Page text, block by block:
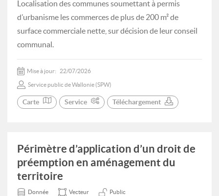
Localisation des communes soumettant à permis
d’urbanisme les commerces de plus de 200 m² de
surface commerciale nette, sur décision de leur conseil
communal.
Mise à jour: 22/07/2026
Service public de Wallonie (SPW)
Carte Service Téléchargement
Périmètre d’application d’un droit de
préemption en aménagement du
territoire
Donnée Vecteur Public